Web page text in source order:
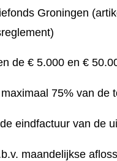
Groningen
de € 5.000 en €
75% van de
eindfactuur van de
maandelijkse